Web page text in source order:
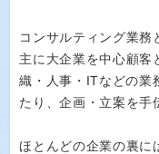
コンサルティング業務
主に大企業を中心顧客
織・人事・ITなどの業
たり、企画・立案を手
ほとんどの企業の裏に